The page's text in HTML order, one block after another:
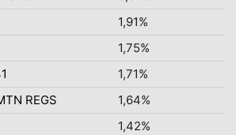
1,91%
1,75%
1,71%
REGS
1,64%
1,42%